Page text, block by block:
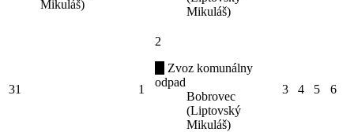
Mikuláš)
Mikuláš)
31 1
2
Zvoz komunálny
odpad
Bobrovec
(Liptovský
Mikuláš)
3 4 5 6